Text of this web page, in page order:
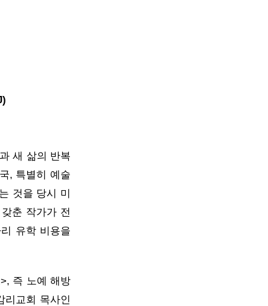
새 삶의 반복
, 특별히 예술
것을 당시 미
춘 작가가 전
유학 비용을
즉 노예 해방
리교회 목사인